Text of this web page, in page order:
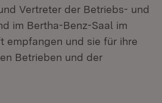
Vertreter der Betriebs- und
im Bertha-Benz-Saal im
empfangen und sie für ihre
Betrieben und der